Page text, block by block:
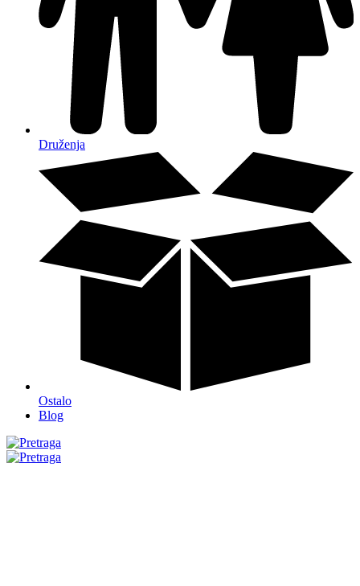
Druženja
Ostalo
Blog